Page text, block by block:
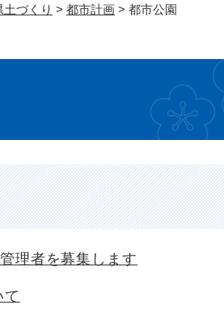
づくり > 都市計画 > 都市公園
理者を募集します